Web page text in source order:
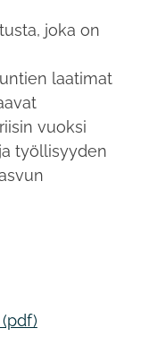
joka on
laatimat
vuoksi
työllisyyden